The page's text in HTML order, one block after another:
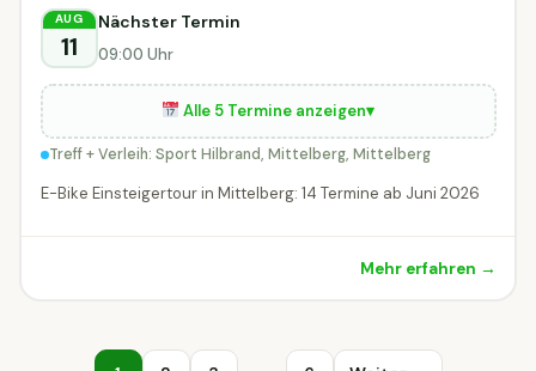
AUG
11
Nächster Termin
09:00 Uhr
Alle 5 Termine anzeigen▾
Treff + Verleih: Sport Hilbrand, Mittelberg, Mittelberg
E-Bike Einsteigertour in Mittelberg: 14 Termine ab Juni 2026
Mehr erfahren →